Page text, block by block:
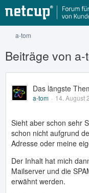
a-tom
Beiträge von a-
Das längste
a-tom 14. August
Sieht aber schon sehr
schon nicht aufgrund
Adresse oder meine
Der Inhalt hat mich
Mailserver und die
erwähnt werden.